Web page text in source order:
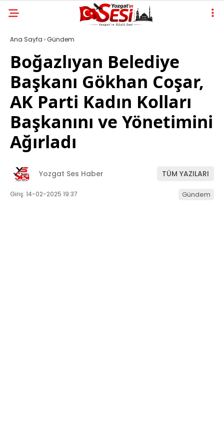
Ana Sayfa ›Gündem
Boğazlıyan Belediye
Başkanı Gökhan Coşar,
AK Parti Kadın Kolları
Başkanını ve Yönetimini
Ağırladı
Yozgat Ses Haber TÜM YAZILARI
Giriş: 14-02-2025 19:37 Gündem